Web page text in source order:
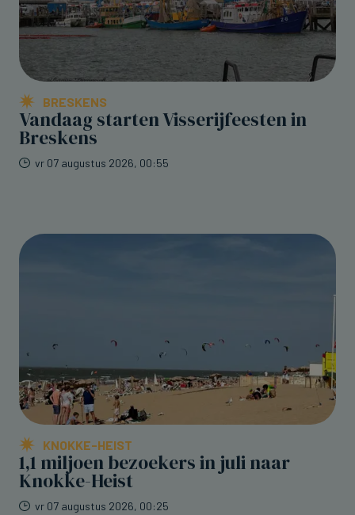
BRESKENS
Vandaag starten Visserijfeesten in
Breskens
vr 07 augustus 2026, 00:55
KNOKKE-HEIST
1,1 miljoen bezoekers in juli naar
Knokke-Heist
vr 07 augustus 2026, 00:25